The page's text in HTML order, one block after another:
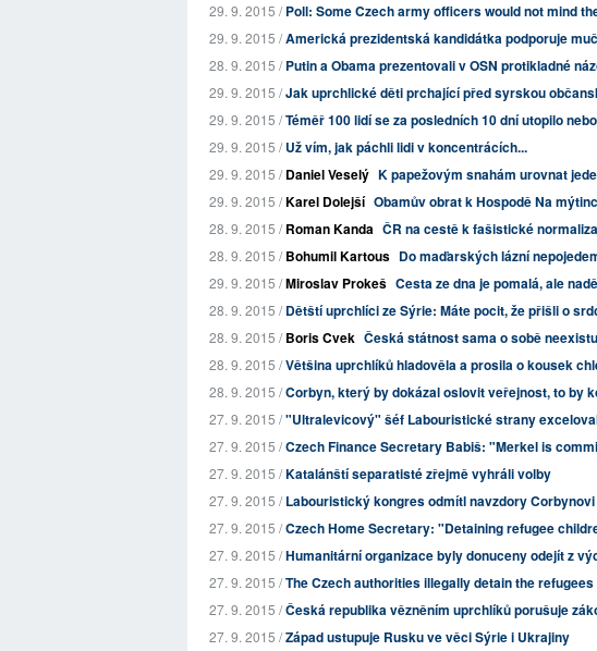
29. 9. 2015 /Poll: Some Czech army officers would not mind
29. 9. 2015 /Americká prezidentská kandidátka podporuje
28. 9. 2015 /Putin a Obama prezentovali v OSN protikladné
29. 9. 2015 /Jak uprchlické děti prchající před syrskou
29. 9. 2015 /Téměř 100 lidí se za posledních 10 dní utopilo
29. 9. 2015 /Už vím, jak páchli lidi v koncentrácích...
29. 9. 2015 /Daniel Veselý K papežovým snahám urovnat
29. 9. 2015 /Karel Dolejší Obamův obrat k Hospodě Na
28. 9. 2015 /Roman Kanda ČR na cestě k fašistické
28. 9. 2015 /Bohumil Kartous Do maďarských lázní
29. 9. 2015 /Miroslav Prokeš Cesta ze dna je pomalá, ale
28. 9. 2015 /Dětští uprchlíci ze Sýrie: Máte pocit, že přišli o
28. 9. 2015 /Boris Cvek Česká státnost sama o sobě
28. 9. 2015 /Většina uprchlíků hladověla a prosila o kousek
28. 9. 2015 /Corbyn, který by dokázal oslovit veřejnost, to by
27. 9. 2015 /"Ultralevicový" šéf Labouristické strany
27. 9. 2015 /Czech Finance Secretary Babiš: "Merkel is
27. 9. 2015 /Katalánští separatisté zřejmě vyhráli volby
27. 9. 2015 /Labouristický kongres odmítl navzdory Corbynovi
27. 9. 2015 /Czech Home Secretary: "Detaining refugee
27. 9. 2015 /Humanitární organizace byly donuceny odejít z
27. 9. 2015 /The Czech authorities illegally detain the refugees
27. 9. 2015 /Česká republika vězněním uprchlíků porušuje
27. 9. 2015 /Západ ustupuje Rusku ve věci Sýrie i Ukrajiny